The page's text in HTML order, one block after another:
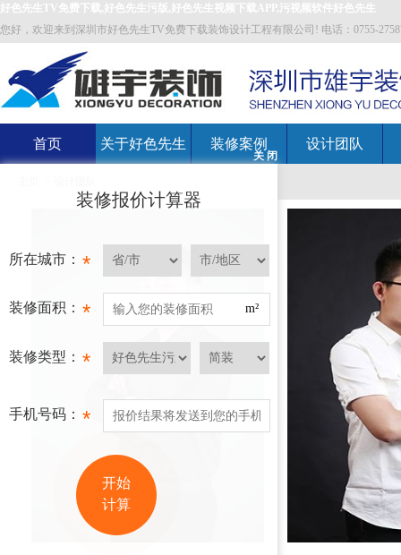
好色先生TV免费下载,好色先生污版,好色先生视频下载APP,污视频软件好色先生
您好，欢迎来到深圳市好色先生TV免费下载装饰设计工程有限公司! 电话：0755-
首页 关于好色先生 装修案例 设计团队
关 闭
装修报价计算器
*
所在城市：
*
装修面积： m²
*
装修类型：
*
手机号码：
开始
计算